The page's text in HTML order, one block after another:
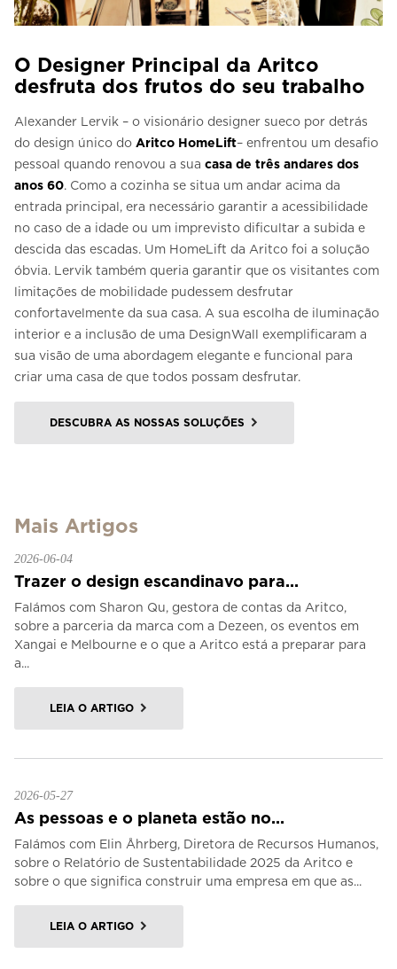
O Designer Principal da Aritco
desfruta dos frutos do seu trabalho
Alexander Lervik – o visionário designer sueco por detrás
do design único do Aritco HomeLift– enfrentou um desafio
pessoal quando renovou a sua casa de três andares dos
anos 60. Como a cozinha se situa um andar acima da
entrada principal, era necessário garantir a acessibilidade
no caso de a idade ou um imprevisto dificultar a subida e
descida das escadas. Um HomeLift da Aritco foi a solução
óbvia. Lervik também queria garantir que os visitantes com
limitações de mobilidade pudessem desfrutar
confortavelmente da sua casa. A sua escolha de iluminação
interior e a inclusão de uma DesignWall exemplificaram a
sua visão de uma abordagem elegante e funcional para
criar uma casa de que todos possam desfrutar.
DESCUBRA AS NOSSAS SOLUÇÕES
Mais Artigos
2026-06-04
Trazer o design escandinavo para...
Falámos com Sharon Qu, gestora de contas da Aritco,
sobre a parceria da marca com a Dezeen, os eventos em
Xangai e Melbourne e o que a Aritco está a preparar para
a...
LEIA O ARTIGO
2026-05-27
As pessoas e o planeta estão no...
Falámos com Elin Åhrberg, Diretora de Recursos Humanos,
sobre o Relatório de Sustentabilidade 2025 da Aritco e
sobre o que significa construir uma empresa em que as...
LEIA O ARTIGO